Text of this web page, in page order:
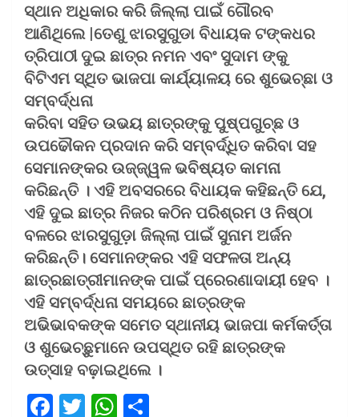
ସ୍ଥାନ ଅଧିକାର କରି ଜିଲ୍ଲା ପାଇଁ ଗୌରବ
ଆଣିଥିଲେ |ତେଣୁ ଝାରସୁଗୁଡା ​ବିଧାୟକ ଟଙ୍କଧର
ତ୍ରିପାଠୀ ଦୁଇ ଛାତ୍ର ନମନ ଏବଂ ସୁଦାମ ଙ୍କୁ
ବିଟିଏମ ସ୍ଥିତ ଭାଜପା କାର୍ଯ୍ୟାଳୟ ରେ ଶୁଭେଚ୍ଛା ଓ
ସମ୍ବର୍ଦ୍ଧନା
​କରିବା ସହିତ ଉଭୟ ଛାତ୍ରଙ୍କୁ ପୁଷ୍ପଗୁଚ୍ଛ ଓ
ଉପଢୌକନ ପ୍ରଦାନ କରି ସମ୍ବର୍ଦ୍ଧିତ କରିବା ସହ
ସେମାନଙ୍କର ଉଜ୍ଜ୍ୱଳ ଭବିଷ୍ୟତ କାମନା
କରିଛନ୍ତି । ଏହି ଅବସରରେ ବିଧାୟକ କହିଛନ୍ତି ଯେ,
ଏହି ଦୁଇ ଛାତ୍ର ନିଜର କଠିନ ପରିଶ୍ରମ ଓ ନିଷ୍ଠା
ବଳରେ ଝାରସୁଗୁଡ଼ା ଜିଲ୍ଲା ପାଇଁ ସୁନାମ ଅର୍ଜନ
କରିଛନ୍ତି। ସେମାନଙ୍କର ଏହି ସଫଳତା ଅନ୍ୟ
ଛାତ୍ରଛାତ୍ରୀମାନଙ୍କ ପାଇଁ ପ୍ରେରଣାଦାୟୀ ହେବ ।
ଏହି ସମ୍ବର୍ଦ୍ଧନା ସମୟରେ ଛାତ୍ରଙ୍କ
ଅଭିଭାବକଙ୍କ ସମେତ ସ୍ଥାନୀୟ ଭାଜପା କର୍ମକର୍ତ୍ତା
ଓ ଶୁଭେଚ୍ଛୁମାନେ ଉପସ୍ଥିତ ରହି ଛାତ୍ରଙ୍କ
ଉତ୍ସାହ ବଢ଼ାଇଥିଲେ ।
F
T
W